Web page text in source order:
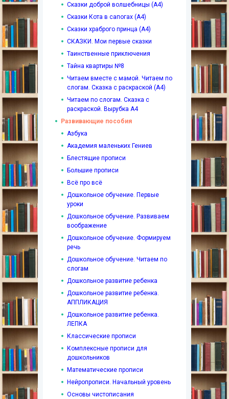
Сказки доброй волшебницы (А4)
Сказки Кота в сапогах (А4)
Сказки храброго принца (А4)
СКАЗКИ. Мои первые сказки
Таинственные приключения
Тайна квартиры №8
Читаем вместе с мамой. Читаем по
слогам. Сказка с раскраской (А4)
Читаем по слогам. Сказка с
раскраской. Вырубка А4
Развивающие пособия
Азбука
Академия маленьких Гениев
Блестящие прописи
Большие прописи
Всё про всё
Дошкольное обучение. Первые
уроки
Дошкольное обучение. Развиваем
воображение
Дошкольное обучение. Формируем
речь
Дошкольное обучение. Читаем по
слогам
Дошкольное развитие ребенка
Дошкольное развитие ребенка.
АППЛИКАЦИЯ
Дошкольное развитие ребенка.
ЛЕПКА
Классические прописи
Комплексные прописи для
дошкольников
Математические прописи
Нейропрописи. Начальный уровень
Основы чистописания